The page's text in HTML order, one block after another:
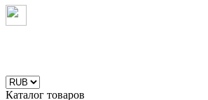
Каталог товаров